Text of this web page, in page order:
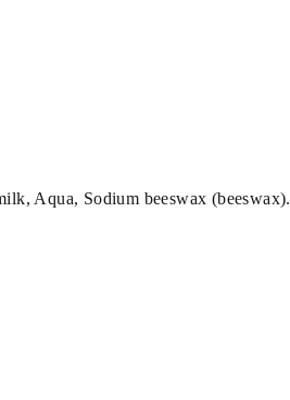
Aqua, Sodium beeswax (beeswax).